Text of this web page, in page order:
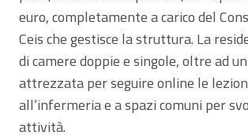
euro, completamente a carico del
Ceis che gestisce la struttura. La
di camere doppie e singole, oltre ad
attrezzata per seguire online le
all’infermeria e a spazi comuni per
attività.